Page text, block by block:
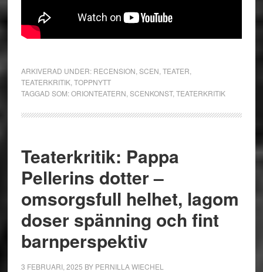
ARKIVERAD UNDER: RECENSION SCEN TEATER
TEATERKRITIK, TOPPNYTT
TAGGAD SOM:ORIONTEATERN SCENKONST, TEATERKRITIK
Teaterkritik: Pappa
Pellerins dotter –
omsorgsfull helhet, lagom
doser spänning och fint
barnperspektiv
3 FEBRUARI, 2025 BY PERNILLA WIECHEL